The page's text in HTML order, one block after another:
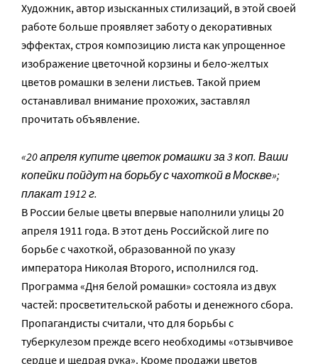
Художник, автор изысканных стилизаций, в этой своей
работе больше проявляет заботу о декоративных
эффектах, строя композицию листа как упрощенное
изображение цветочной корзины и бело-желтых
цветов ромашки в зелени листьев. Такой прием
останавливал внимание прохожих, заставлял
прочитать объявление.
«20 апреля купите цветок ромашки за 3 коп. Ваши
копейки пойдут на борьбу с чахоткой в Москве»;
плакат 1912 г.
В России белые цветы впервые наполнили улицы 20
апреля 1911 года. В этот день Российской лиге по
борьбе с чахоткой, образованной по указу
императора Николая Второго, исполнился год.
Программа «Дня белой ромашки» состояла из двух
частей: просветительской работы и денежного сбора.
Пропагандисты считали, что для борьбы с
туберкулезом прежде всего необходимы «отзывчивое
сердце и щедрая рука». Кроме продажи цветов